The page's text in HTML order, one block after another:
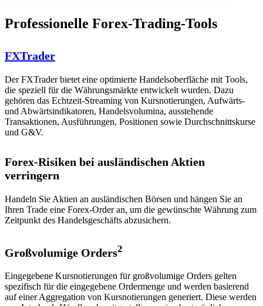
Professionelle Forex-Trading-Tools
FXTrader
Der FXTrader bietet eine optimierte Handelsoberfläche mit Tools,
die speziell für die Währungsmärkte entwickelt wurden. Dazu
gehören das Echtzeit-Streaming von Kursnotierungen, Aufwärts-
und Abwärtsindikatoren, Handelsvolumina, ausstehende
Transaktionen, Ausführungen, Positionen sowie Durchschnittskurse
und G&V.
Forex-Risiken bei ausländischen Aktien
verringern
Handeln Sie Aktien an ausländischen Börsen und hängen Sie an
Ihren Trade eine Forex-Order an, um die gewünschte Währung zum
Zeitpunkt des Handelsgeschäfts abzusichern.
Großvolumige Orders2
Eingegebene Kursnotierungen für großvolumige Orders gelten
spezifisch für die eingegebene Ordermenge und werden basierend
auf einer Aggregation von Kursnotierungen generiert. Diese werden